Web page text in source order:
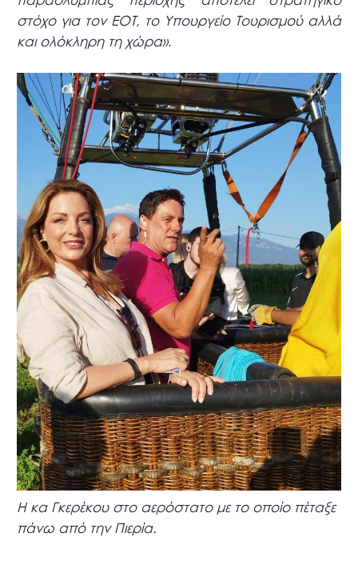
στόχο για τον ΕΟΤ, το Υπουργείο Τουρισμού αλλά
και ολόκληρη τη χώρα».
Η κα Γκερέκου στο αερόστατο με το οποίο πέταξε
πάνω από την Πιερία.